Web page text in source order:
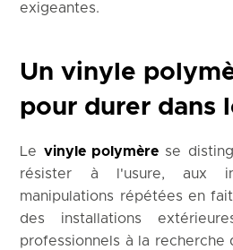
exigeantes.
Un vinyle
pour durer dans
Le vinyle polymèrese
résister à l'usure, aux
manipulations répétées en
des installations
professionnels à la recherche